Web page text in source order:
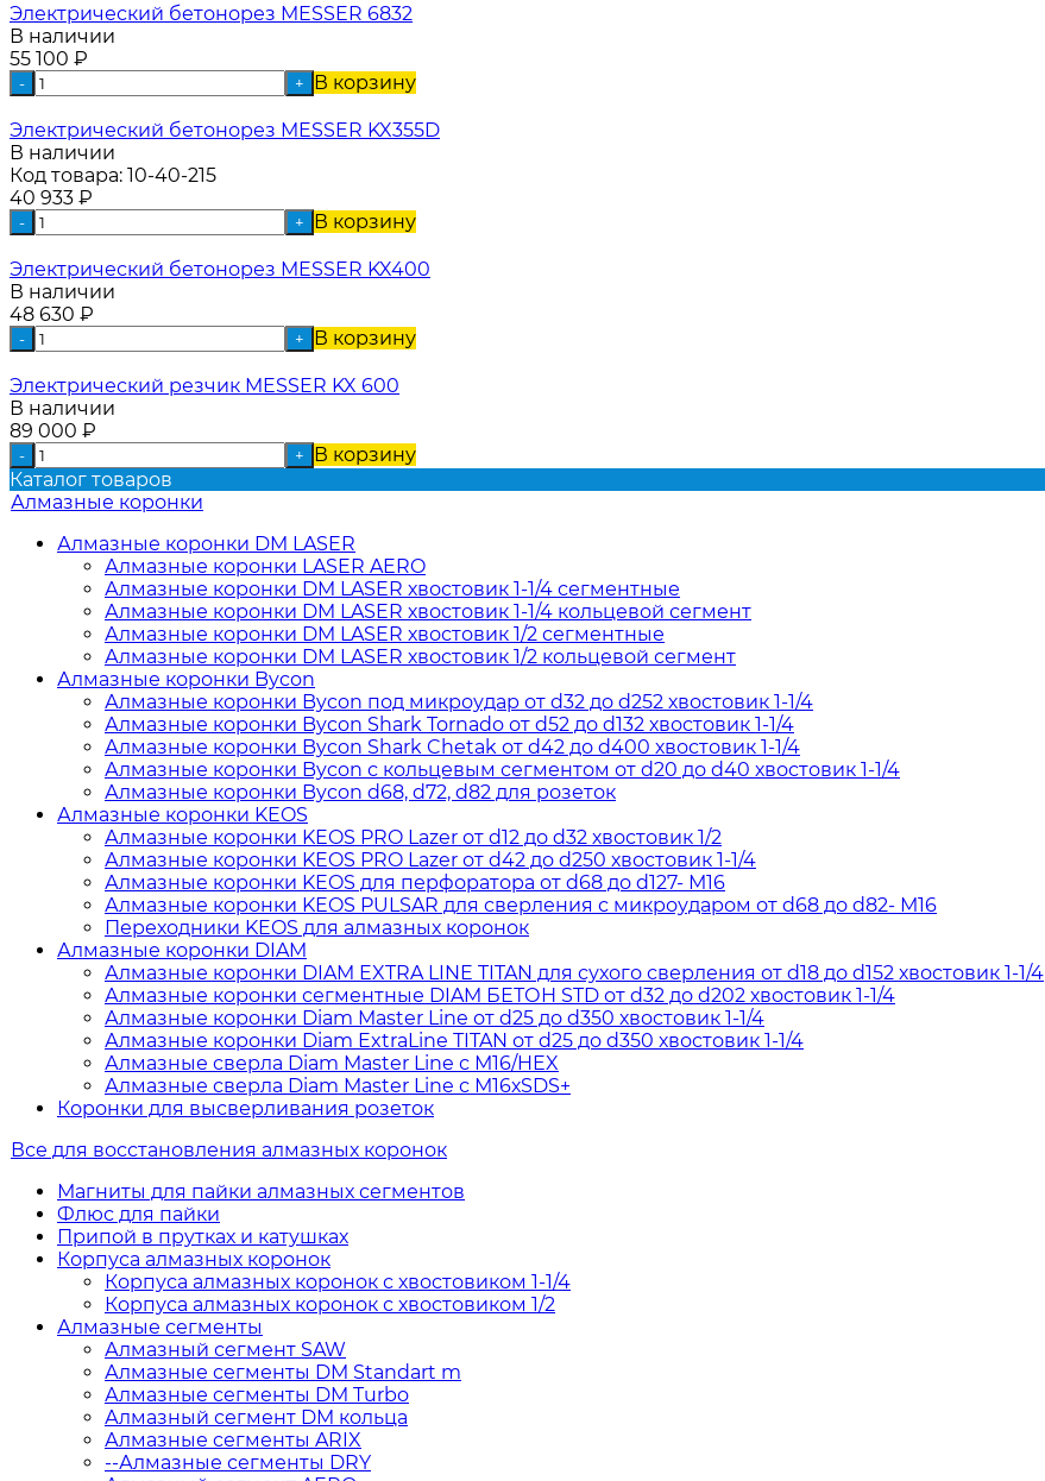
Электрический бетонорез MESSER 6832
В наличии
55 100 ₽
- + В корзину
Электрический бетонорез MESSER KX355D
В наличии
Код товара: 10-40-215
40 933 ₽
- + В корзину
Электрический бетонорез MESSER KX400
В наличии
48 630 ₽
- + В корзину
Электрический резчик MESSER KX 600
В наличии
89 000 ₽
- +
В корзину
Каталог товаров
Алмазные коронки
Алмазные коронки DM LASER
Алмазные коронки LASER AERO
Алмазные коронки DM LASER хвостовик 1-1/4 сегментные
Алмазные коронки DM LASER хвостовик 1-1/4 кольцевой сегмент
Алмазные коронки DM LASER хвостовик 1/2 сегментные
Алмазные коронки DM LASER хвостовик 1/2 кольцевой сегмент
Алмазные коронки Bycon
Алмазные коронки Bycon под микроудар от d32 до d252 хвостовик 1-1/4
Алмазные коронки Bycon Shark Tornado от d52 до d132 хвостовик 1-1/4
Алмазные коронки Bycon Shark Chetak от d42 до d400 хвостовик 1-1/4
Алмазные коронки Bycon с кольцевым сегментом от d20 до d40 хвостовик 1-1/4
Алмазные коронки Bycon d68, d72, d82 для розеток
Алмазные коронки KEOS
Алмазные коронки KEOS PRO Lazer от d12 до d32 хвостовик 1/2
Алмазные коронки KEOS PRO Lazer от d42 до d250 хвостовик 1-1/4
Алмазные коронки KEOS для перфоратора от d68 до d127- М16
Алмазные коронки KEOS PULSAR для сверления с микроударом от d68 до d82- М16
Переходники KEOS для алмазных коронок
Алмазные коронки DIAM
Алмазные коронки DIAM EXTRA LINE TITAN для сухого сверления от d18 до d152 хвостовик 1-1/4
Алмазные коронки сегментные DIAM БЕТОН STD от d32 до d202 хвостовик 1-1/4
Алмазные коронки Diam Master Line от d25 до d350 хвостовик 1-1/4
Алмазные коронки Diam ExtraLine ТITAN от d25 до d350 хвостовик 1-1/4
Алмазные сверла Diam Master Line с М16/HEX
Алмазные сверла Diam Master Line с М16хSDS+
Коронки для высверливания розеток
Все для восстановления алмазных коронок
Магниты для пайки алмазных сегментов
Флюс для пайки
Припой в прутках и катушках
Корпуса алмазных коронок
Корпуса алмазных коронок с хвостовиком 1-1/4
Корпуса алмазных коронок с хвостовиком 1/2
Алмазные сегменты
Алмазный сегмент SAW
Алмазные сегменты DM Standart m
Алмазные сегменты DM Turbo
Алмазный сегмент DM кольца
Алмазные сегменты ARIX
--Алмазные сегменты DRY